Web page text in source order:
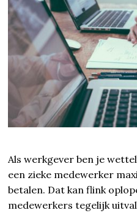
Als werkgever ben je
een zieke medewerker
betalen. Dat kan flink
medewerkers tegelijk